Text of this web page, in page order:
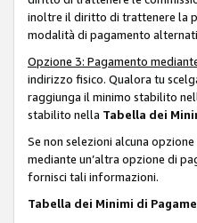
inoltre il diritto di trattenere la
modalità di pagamento
Opzione 3: Pagamento
indirizzo fisico. Qualora tu
raggiunga il minimo stabilito
stabilito nella Tabella dei
Se non selezioni alcuna
mediante un’altra opzione di
fornisci tali informazioni.
Tabella dei Minimi di